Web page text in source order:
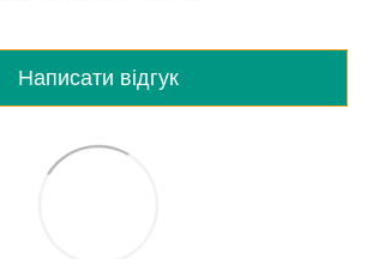
Написати відгук